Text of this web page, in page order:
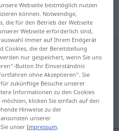
: Femininum,
anklicken/antippen)
Webseite bestmöglich nutzen
können. Notwendige,
die für den Betrieb der Webseite
Webseite erforderlich sind,
immer auf Ihrem Endgerät
Cookies, die der Bereitstellung
nur gespeichert, wenn Sie uns
Button Ihr Einverständnis
ohne Akzeptieren“. Sie
zukünftige Besuche unserer
Informationen zu den Cookies
klicken Sie einfach auf den
Hinweise zu der
unserer
unserImpressum.